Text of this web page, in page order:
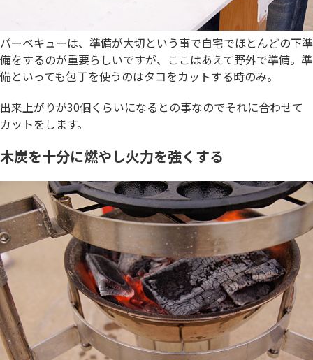
バーベキューは、準備が大切という事で自宅でほとんどの下準
備をするのが重要らしいですが、ここはあえて野外で準備。準
備といっても包丁を使うのはタコをカットする時のみ。
出来上がりが30個くらいになるとの事なのでそれに合わせて
カットをします。
木炭を十分に燃やし火力を強くする